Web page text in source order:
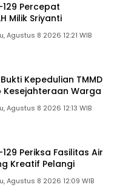
Percepat
Milik Sriyanti
Agustus 8 2026 12:21 WIB
Kepedulian TMMD
Kesejahteraan Warga
Agustus 8 2026 12:13 WIB
Periksa Fasilitas Air
Kreatif Pelangi
Agustus 8 2026 12:09 WIB